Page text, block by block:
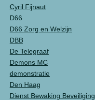
Cyril Fijnaut
D66
D66 Zorg en Welzijn
DBB
De Telegraaf
Demons MC
demonstratie
Den Haag
Dienst Bewaking Beveiliging